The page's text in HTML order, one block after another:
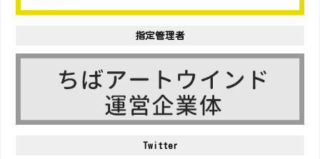
指定管理者
Twitter